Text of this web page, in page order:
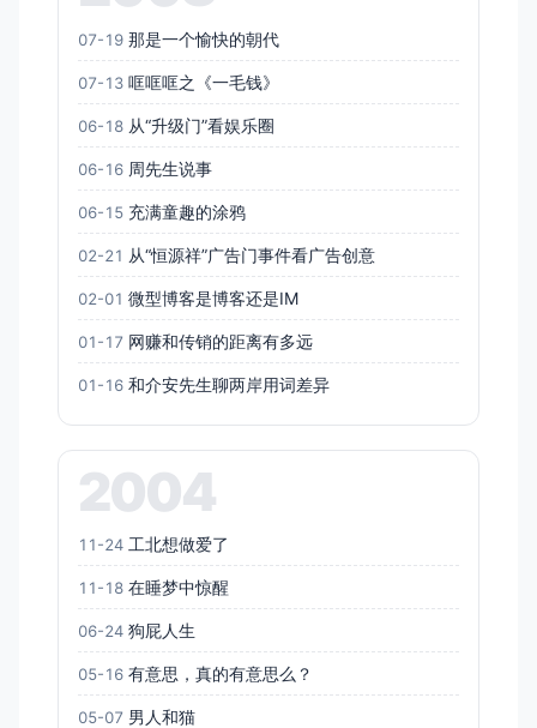
07-19 那是一个愉快的朝代
07-13 哐哐哐之《一毛钱》
06-18 从“升级门”看娱乐圈
06-16 周先生说事
06-15 充满童趣的涂鸦
02-21 从“恒源祥”广告门事件看广告创意
02-01 微型博客是博客还是IM
01-17 网赚和传销的距离有多远
01-16 和介安先生聊两岸用词差异
2004
11-24 工北想做爱了
11-18 在睡梦中惊醒
06-24 狗屁人生
05-16 有意思，真的有意思么？
05-07 男人和猫